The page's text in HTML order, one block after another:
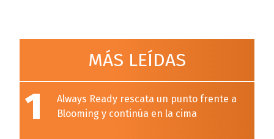
MÁS LEÍDAS
1
Always Ready rescata un punto frente a
Blooming y continúa en la cima